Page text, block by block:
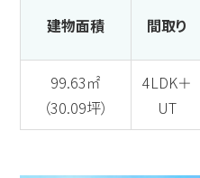
建物面積 間取り
99.63㎡
（30.09坪）
4LDK＋
UT